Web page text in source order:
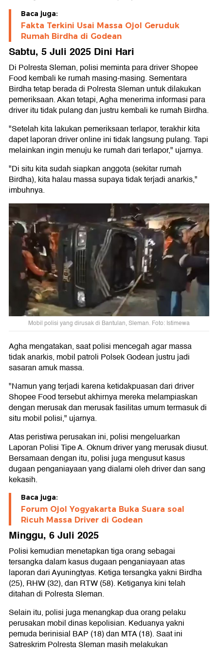
Baca juga:
Fakta Terkini Usai Massa Ojol Geruduk
Rumah Birdha di Godean
Sabtu, 5 Juli 2025 Dini Hari
Di Polresta Sleman, polisi meminta para driver Shopee
Food kembali ke rumah masing-masing. Sementara
Birdha tetap berada di Polresta Sleman untuk dilakukan
pemeriksaan. Akan tetapi, Agha menerima informasi para
driver itu tidak pulang dan justru kembali ke rumah Birdha.
"Setelah kita lakukan pemeriksaan terlapor, terakhir kita
dapet laporan driver online ini tidak langsung pulang. Tapi
melainkan ingin menuju ke rumah dari terlapor," ujarnya.
"Di situ kita sudah siapkan anggota (sekitar rumah
Birdha), kita halau massa supaya tidak terjadi anarkis,"
imbuhnya.
Mobil polisi yang dirusak di Bantulan, Sleman. Foto: Istimewa
Agha mengatakan, saat polisi mencegah agar massa
tidak anarkis, mobil patroli Polsek Godean justru jadi
sasaran amuk massa.
"Namun yang terjadi karena ketidakpuasan dari driver
Shopee Food tersebut akhirnya mereka melampiaskan
dengan merusak dan merusak fasilitas umum termasuk di
situ mobil polisi," ujarnya.
Atas peristiwa perusakan ini, polisi mengeluarkan
Laporan Polisi Tipe A. Oknum driver yang merusak diusut.
Bersamaan dengan itu, polisi juga mengusut kasus
dugaan penganiayaan yang dialami oleh driver dan sang
kekasih.
Baca juga:
Forum Ojol Yogyakarta Buka Suara soal
Ricuh Massa Driver di Godean
Minggu, 6 Juli 2025
Polisi kemudian menetapkan tiga orang sebagai
tersangka dalam kasus dugaan penganiayaan atas
laporan dari Ayuningtyas. Ketiga tersangka yakni Birdha
(25), RHW (32), dan RTW (58). Ketiganya kini telah
ditahan di Polresta Sleman.
Selain itu, polisi juga menangkap dua orang pelaku
perusakan mobil dinas kepolisian. Keduanya yakni
pemuda berinisial BAP (18) dan MTA (18). Saat ini
Satreskrim Polresta Sleman masih melakukan